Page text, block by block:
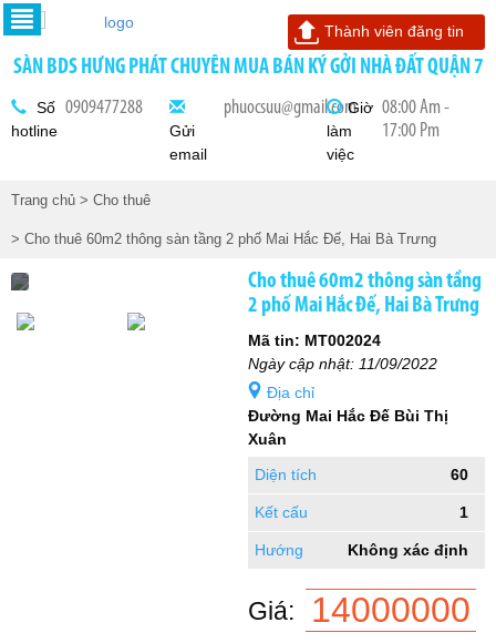
SÀN BDS HƯNG PHÁT CHUYÊN MUA BÁN KÝ GỞI NHÀ ĐẤT QUẬN 7
Số
hotline
0909477288
Gửi
email
phuocsuu@gmail.comGiờ
làm
việc
08:00 Am -
17:00 Pm
Thành viên đăng tin
Trang chủ > Cho thuê
> Cho thuê 60m2 thông sàn tầng 2 phố Mai Hắc Đế, Hai Bà Trưng
Cho thuê 60m2 thông sàn tầng
2 phố Mai Hắc Đế, Hai Bà Trưng
Mã tin: MT002024
Ngày cập nhật: 11/09/2022
Địa chỉ
Đường Mai Hắc Đế Bùi Thị
Xuân
Diện tích
60
Kết cấu 1
Hướng Không xác định
Giá: 14000000